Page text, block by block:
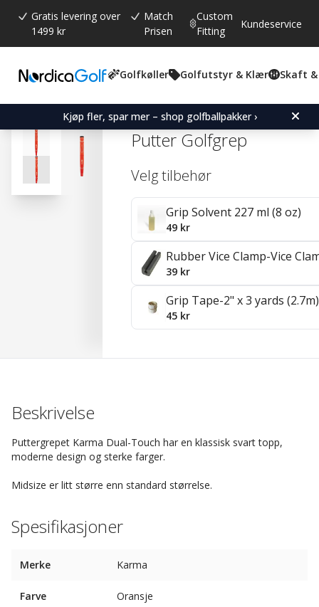
Gratis levering over
1499 kr
Match
Prisen
Custom
Fitting
Kundeservice
Golfkøller Golfutstyr & Klær Skaft &
Kjøp fler, spar mer – shop golfballpakker ›
Gjennomsnittskarakter:
4.6 (stemmer:
169)
Karma Dual Touch
Putter Golfgrep
Velg tilbehør
Grip Solvent 227 ml (8 oz)
49 kr
Rubber Vice Clamp-Vice
39 kr
Grip Tape-2" x 3 yards (2.7m)
45 kr
Beskrivelse
Puttergrepet Karma Dual-Touch har en klassisk svart topp,
moderne design og sterke farger.
Midsize er litt større enn standard størrelse.
Spesifikasjoner
Merke Karma
Farve Oransje